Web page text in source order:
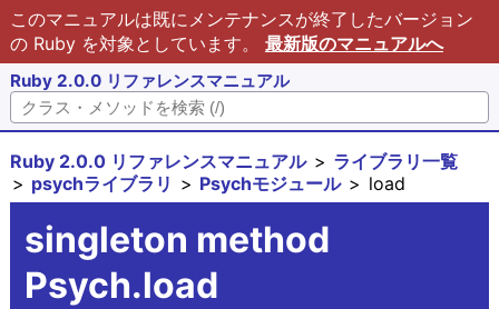
このマニュアルは既にメンテナンスが終了したバージョン
の Ruby を対象としています。 最新版のマニュアルへ
Ruby 2.0.0 リファレンスマニュアル
Ruby 2.0.0 リファレンスマニュアル
ライブラリ一覧
psychライブラリ
Psychモジュール load
singleton method
Psych.load